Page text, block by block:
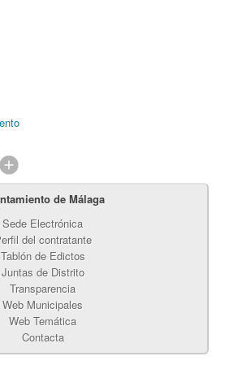
de Málaga
Sede Electrónica
del contratante
Tablón de Edictos
Juntas de Distrito
Transparencia
Web Municipales
Web Temática
Contacta